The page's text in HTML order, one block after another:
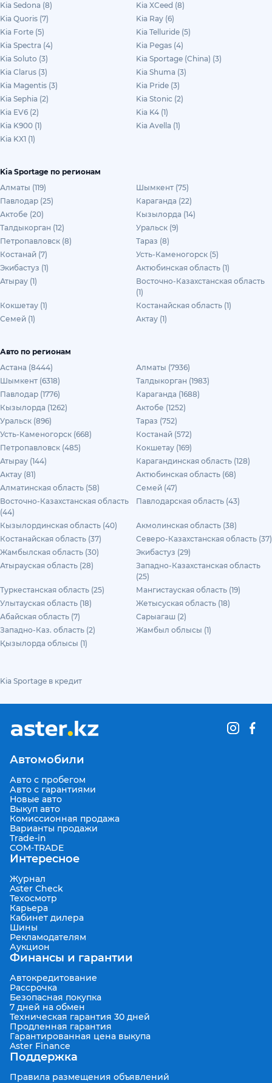
Kia Sedona (8)
Kia XCeed (8)
Kia Quoris (7)
Kia Ray (6)
Kia Forte (5)
Kia Telluride (5)
Kia Spectra (4)
Kia Pegas (4)
Kia Soluto (3)
Kia Sportage (China) (3)
Kia Clarus (3)
Kia Shuma (3)
Kia Magentis (3)
Kia Pride (3)
Kia Sephia (2)
Kia Stonic (2)
Kia EV6 (2)
Kia K4 (1)
Kia K900 (1)
Kia Avella (1)
Kia KX1 (1)
Kia Sportage по регионам
Алматы (119)
Шымкент (75)
Павлодар (25)
Караганда (22)
Актобе (20)
Кызылорда (14)
Талдыкорган (12)
Уральск (9)
Петропавловск (8)
Тараз (8)
Костанай (7)
Усть-Каменогорск (5)
Экибастуз (1)
Актюбинская область (1)
Атырау (1)
Восточно-Казахстанская область
(1)
Кокшетау (1)
Костанайская область (1)
Семей (1)
Актау (1)
Авто по регионам
Астана (8444)
Алматы (7936)
Шымкент (6318)
Талдыкорган (1983)
Павлодар (1776)
Караганда (1688)
Кызылорда (1262)
Актобе (1252)
Уральск (896)
Тараз (752)
Усть-Каменогорск (668)
Костанай (572)
Петропавловск (485)
Кокшетау (169)
Атырау (144)
Карагандинская область (128)
Актау (81)
Актюбинская область (68)
Алматинская область (58)
Семей (47)
Восточно-Казахстанская область
(44)
Павлодарская область (43)
Кызылординская область (40)
Акмолинская область (38)
Костанайская область (37)
Северо-Казахстанская область (37)
Жамбылская область (30)
Экибастуз (29)
Атырауская область (28)
Западно-Казахстанская область
(25)
Туркестанская область (25)
Мангистауская область (19)
Улытауская область (18)
Жетысуская область (18)
Абайская область (7)
Сарыагаш (2)
Западно-Каз. область (2)
Жамбыл облысы (1)
Қызылорда облысы (1)
Kia Sportage в кредит
Автомобили
Авто с пробегом
Авто с гарантиями
Новые авто
Выкуп авто
Комиссионная продажа
Варианты продажи
Trade-in
COM-TRADE
Интересное
Журнал
Aster Check
Техосмотр
Карьера
Кабинет дилера
Шины
Рекламодателям
Аукцион
Финансы и гарантии
Автокредитование
Рассрочка
Безопасная покупка
7 дней на обмен
Техническая гарантия 30 дней
Продленная гарантия
Гарантированная цена выкупа
Aster Finance
Поддержка
Правила размещения объявлений